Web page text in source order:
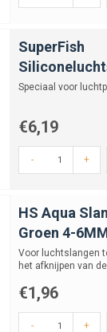
SuperFish
Speciaal voor
€6,19
- +
HS Aqua
Groen 4-
Voor luchtslangen
het afknijpen van
€1,96
- +